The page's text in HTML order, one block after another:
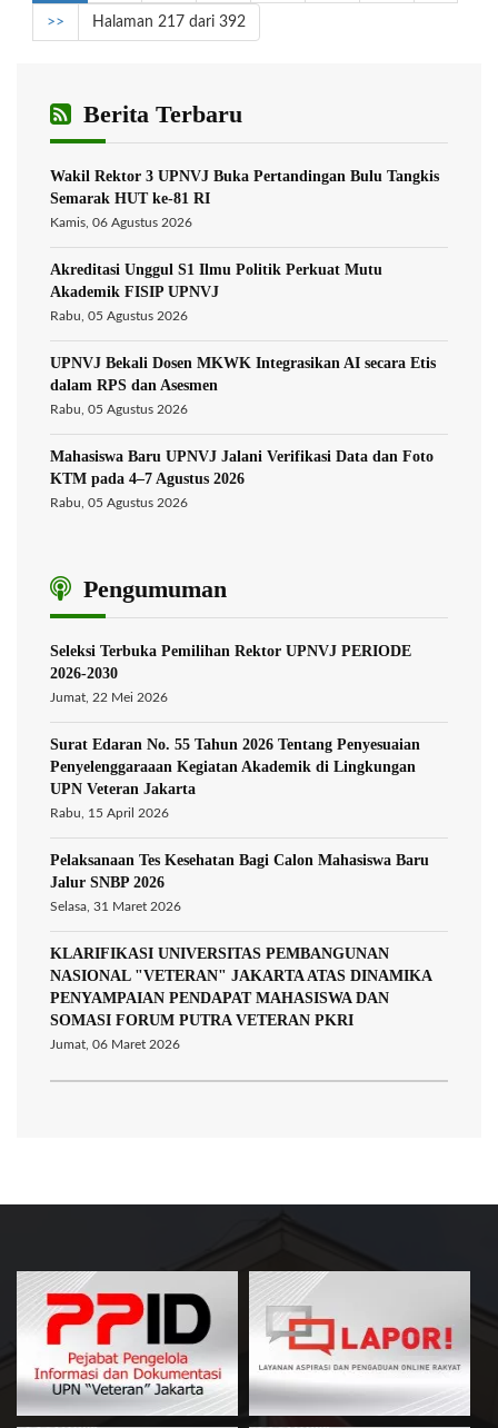
>> Halaman 217 dari 392
Berita Terbaru
Wakil Rektor 3 UPNVJ Buka Pertandingan Bulu Tangkis
Semarak HUT ke-81 RI
Kamis, 06 Agustus 2026
Akreditasi Unggul S1 Ilmu Politik Perkuat Mutu
Akademik FISIP UPNVJ
Rabu, 05 Agustus 2026
UPNVJ Bekali Dosen MKWK Integrasikan AI secara Etis
dalam RPS dan Asesmen
Rabu, 05 Agustus 2026
Mahasiswa Baru UPNVJ Jalani Verifikasi Data dan Foto
KTM pada 4–7 Agustus 2026
Rabu, 05 Agustus 2026
Pengumuman
Seleksi Terbuka Pemilihan Rektor UPNVJ PERIODE
2026-2030
Jumat, 22 Mei 2026
Surat Edaran No. 55 Tahun 2026 Tentang Penyesuaian
Penyelenggaraaan Kegiatan Akademik di Lingkungan
UPN Veteran Jakarta
Rabu, 15 April 2026
Pelaksanaan Tes Kesehatan Bagi Calon Mahasiswa Baru
Jalur SNBP 2026
Selasa, 31 Maret 2026
KLARIFIKASI UNIVERSITAS PEMBANGUNAN
NASIONAL "VETERAN" JAKARTA ATAS DINAMIKA
PENYAMPAIAN PENDAPAT MAHASISWA DAN
SOMASI FORUM PUTRA VETERAN PKRI
Jumat, 06 Maret 2026